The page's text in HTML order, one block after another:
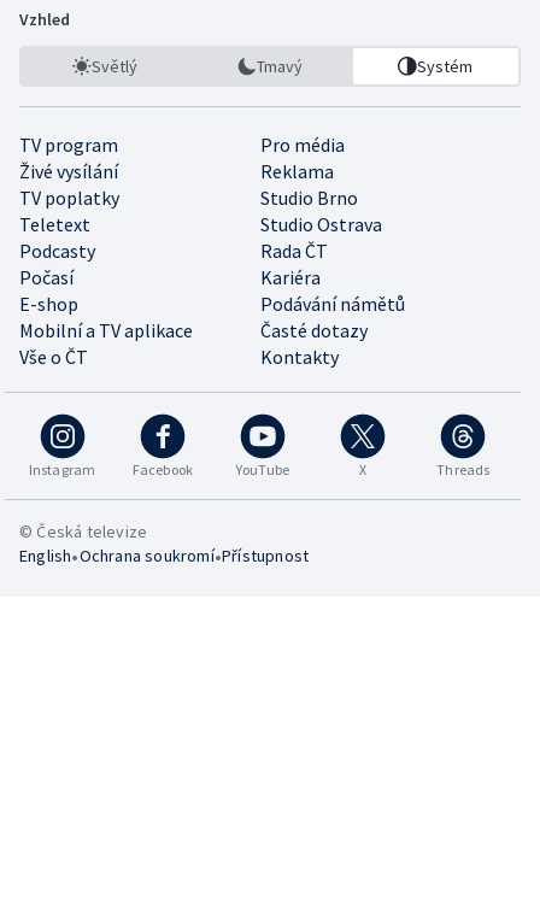
Vzhled
Světlý Tmavý Systém
TV program
Pro média
Živé vysílání
Reklama
TV poplatky
Studio Brno
Teletext
Studio Ostrava
Podcasty
Rada ČT
Počasí
Kariéra
E-shop
Podávání námětů
Mobilní a TV aplikace
Časté dotazy
Vše o ČT
Kontakty
Instagram Facebook YouTube X Threads
© Česká televize
English•Ochrana soukromí•Přístupnost